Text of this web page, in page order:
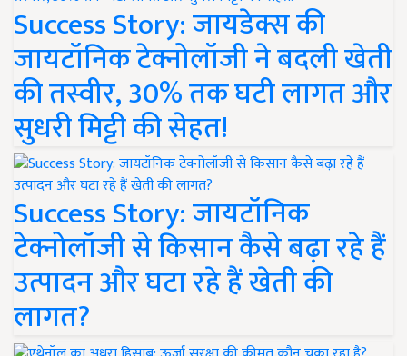
Success Story: जायडेक्स की
जायटॉनिक टेक्नोलॉजी ने बदली खेती
की तस्वीर, 30% तक घटी लागत और
सुधरी मिट्टी की सेहत!
Success Story: जायटॉनिक
टेक्नोलॉजी से किसान कैसे बढ़ा रहे हैं
उत्पादन और घटा रहे हैं खेती की
लागत?